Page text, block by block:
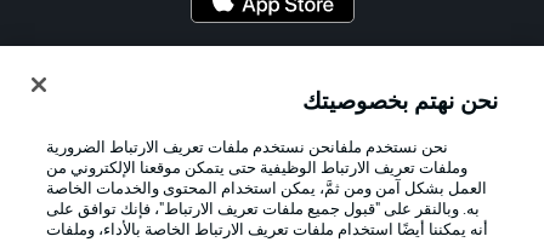
نحن نهتم بخصوصيتك
نحن نستخدم ملفانحن نستخدم ملفات تعريف الارتباط الضرورية
وملفات تعريف الارتباط الوظيفية حتى يتمكن موقعنا الإلكتروني من
العمل بشكل آمن ومن ثمَّ، يمكن استخدام المحتوى والخدمات الخاصة
به. وبالنقر على "قبول جميع ملفات تعريف الارتباط"، فإنك توافق على
أنه يمكننا أيضًا استخدام ملفات تعريف الارتباط الخاصة بالأداء، وملفات